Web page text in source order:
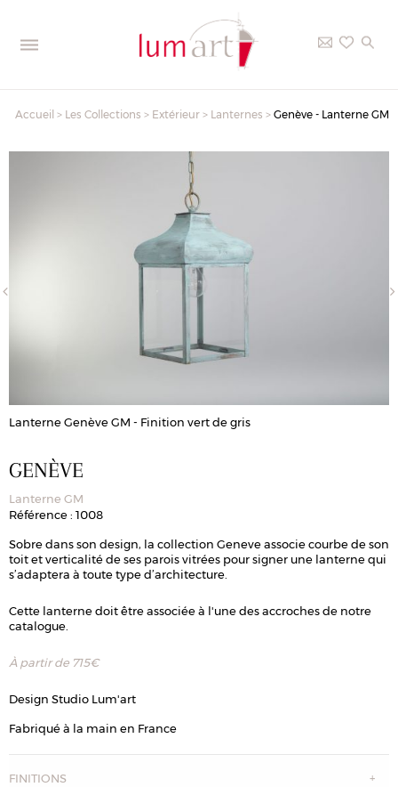
Accueil > Les Collections > Extérieur > Lanternes > Genève - Lanterne GM
Lanterne Genève GM - Finition vert de gris
GENÈVE
Lanterne GM
Référence : 1008
Sobre dans son design, la collection Geneve associe courbe de son
toit et verticalité de ses parois vitrées pour signer une lanterne qui
s’adaptera à toute type d’architecture.
Cette lanterne doit être associée à l'une des accroches de notre
catalogue.
À partir de 715€
Design Studio Lum'art
Fabriqué à la main en France
FINITIONS